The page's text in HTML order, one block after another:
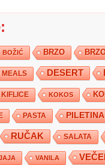
BOŽIĆ BRZO
MEALS DESERT
KIFLICE KOKOS
PASTA PILETINA
RUČAK SALATA
VANILA